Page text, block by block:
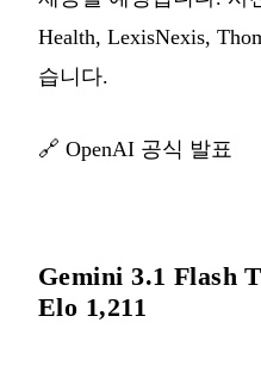
Health, LexisNexis,
습니다.
🔗 OpenAI 공식 발표
Gemini 3.1 Flash
Elo 1,211